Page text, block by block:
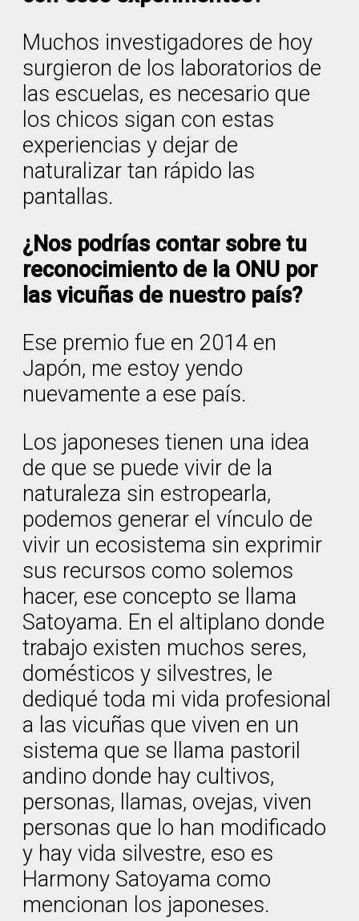
Muchos investigadores de hoy
surgieron de los laboratorios de
las escuelas, es necesario que
los chicos sigan con estas
experiencias y dejar de
naturalizar tan rápido las
pantallas.
¿Nos podrías contar sobre tu
reconocimiento de la ONU por
las vicuñas de nuestro país?
Ese premio fue en 2014 en
Japón, me estoy yendo
nuevamente a ese país.
Los japoneses tienen una idea
de que se puede vivir de la
naturaleza sin estropearla,
podemos generar el vínculo de
vivir un ecosistema sin exprimir
sus recursos como solemos
hacer, ese concepto se llama
Satoyama. En el altiplano donde
trabajo existen muchos seres,
domésticos y silvestres, le
dediqué toda mi vida profesional
a las vicuñas que viven en un
sistema que se llama pastoril
andino donde hay cultivos,
personas, llamas, ovejas, viven
personas que lo han modificado
y hay vida silvestre, eso es
Harmony Satoyama como
mencionan los japoneses.